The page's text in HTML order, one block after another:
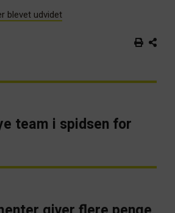
blevet udvidet
team i spidsen for